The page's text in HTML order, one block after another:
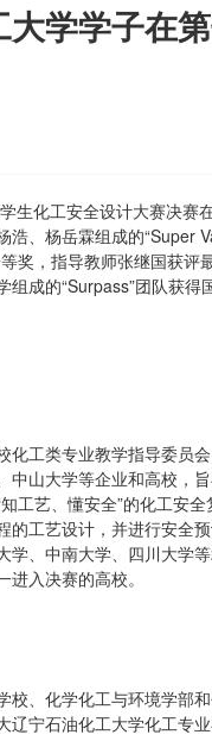
学学子在
生化工安全设计大赛决
浩、杨岳霖组成的“Super
奖，指导教师张继国获
组成的“Surpass”团队获得
化工类专业教学指导委员
中山大学等企业和高校，
工艺、懂安全”的化工安
的工艺设计，并进行安全
学、中南大学、四川大学
进入决赛的高校。
校、化学化工与环境学部
宁石油化工大学化工专